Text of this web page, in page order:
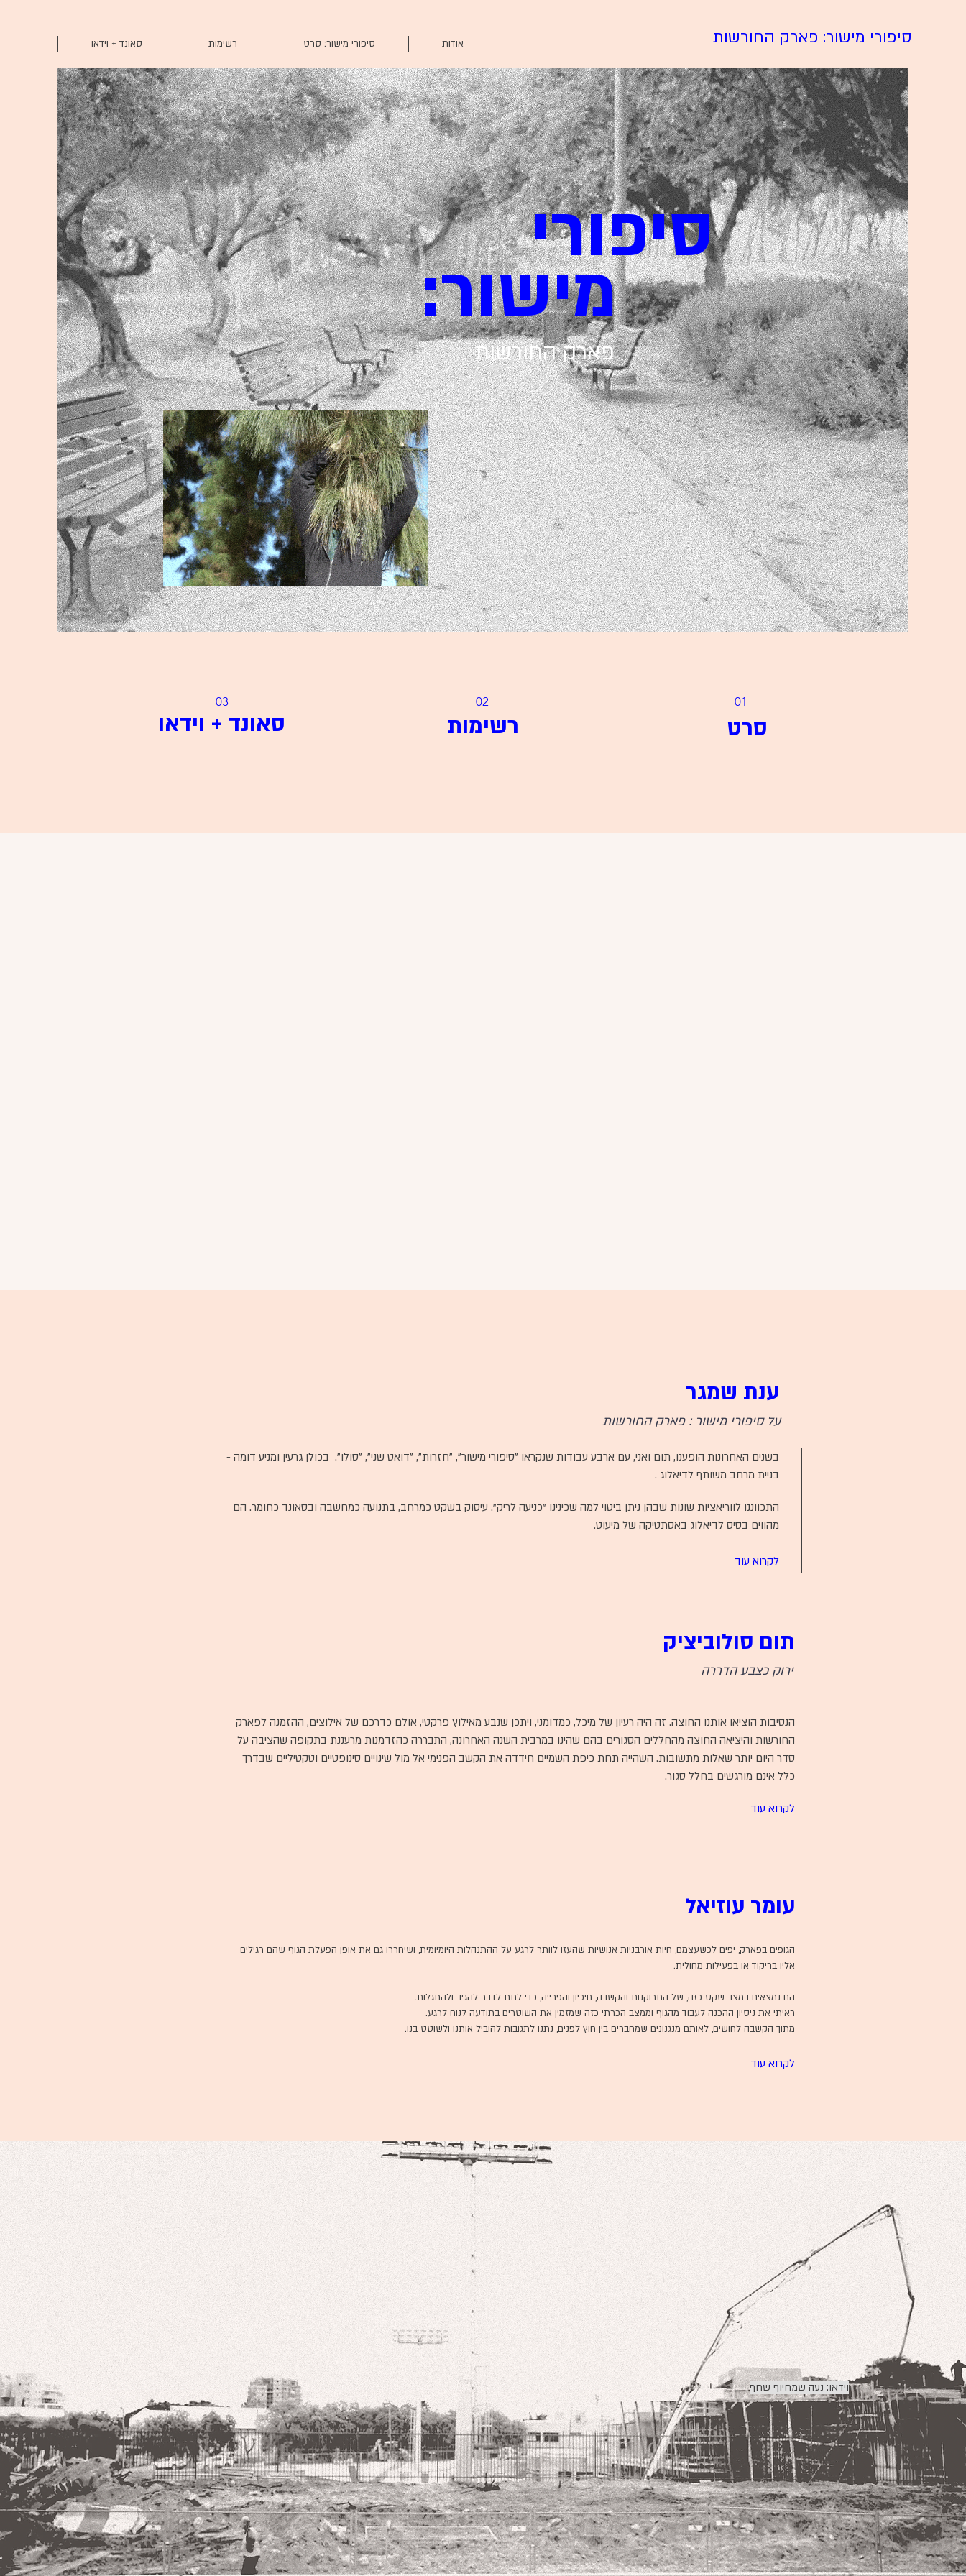
אודות סיפורי מישור: סרט רשימות סאונד + וידאו סיפורי מישור: פארק החורשות
פארק החורשות
סיפורי
מישור:
סאונד + וידאו
03
רשימות
02
סרט
01
ענת שמגר
על סיפורי מישור : פארק החורשות
בשנים האחרונות הופענו, תום ואני, עם ארבע עבודות שנקראו "סיפורי מישור", "חזרות", "דואט שני", "סולו". בכולן גרעין ומניע דומה -
בניית מרחב משותף לדיאלוג .
התכווננו לווריאציות שונות שבהן ניתן ביטוי למה שכינינו "כניעה לריק". עיסוק בשקט כמרחב, בתנועה כמחשבה ובסאונד כחומר. הם
מהווים בסיס לדיאלוג באסתטיקה של מיעוט.
לקרוא עוד
תום סולוביציק
ירוק כצבע הדררה
הנסיבות הוציאו אותנו החוצה. זה היה רעיון של מיכל, כמדומני, ויתכן שנבע מאילוץ פרקטי, אולם כדרכם של אילוצים, ההזמנה לפארק
החורשות והיציאה החוצה מהחללים הסגורים בהם שהינו במרבית השנה האחרונה, התבררה כהזדמנות מרעננת בתקופה שהציבה על
סדר היום יותר שאלות מתשובות. השהייה תחת כיפת השמיים חידדה את הקשב הפנימי אל מול שינויים סינופטיים וטקטיליים שבדרך
כלל אינם מורגשים בחלל סגור.
לקרוא עוד
עומר עוזיאל
הגופים בפארק, יפים לכשעצמם, חיות אורבניות אנושיות שהעזו לוותר לרגע על ההתנהלות היומיומית, ושיחררו גם את אופן הפעלת הגוף שהם רגילים
אליו בריקוד או בפעילות מחולית.
הם נמצאים במצב שקט כזה, של התרוקנות והקשבה, חיכיון והפרייה, כדי לתת לדבר להגיב ולהתגלות.
ראיתי את ניסיון ההכנה לעבוד מהגוף וממצב הכרתי כזה שמזמין את השוטרים בתודעה לנוח לרגע.
מתוך הקשבה לחושים, לאותם מנגנונים שמחברים בין חוץ לפנים, נתנו לתגובות להוביל אותנו ולשוטט בנו.
לקרוא עוד
וידאו: נעה שמחיוף שחף